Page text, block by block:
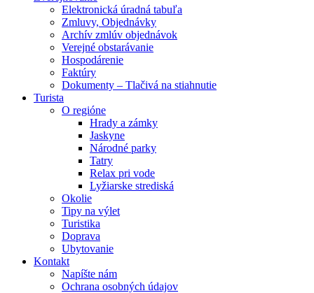
Elektronická úradná tabuľa
Zmluvy, Objednávky
Archív zmlúv objednávok
Verejné obstarávanie
Hospodárenie
Faktúry
Dokumenty – Tlačivá na stiahnutie
Turista
O regióne
Hrady a zámky
Jaskyne
Národné parky
Tatry
Relax pri vode
Lyžiarske strediská
Okolie
Tipy na výlet
Turistika
Doprava
Ubytovanie
Kontakt
Napíšte nám
Ochrana osobných údajov